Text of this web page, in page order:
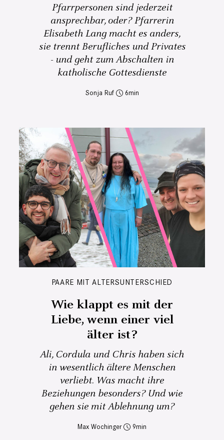
Pfarrpersonen sind jederzeit
ansprechbar, oder? Pfarrerin
Elisabeth Lang macht es anders,
sie trennt Berufliches und Privates
- und geht zum Abschalten in
katholische Gottesdienste
Sonja Ruf 6
PAARE MIT ALTERSUNTERSCHIED
Wie klappt es mit der
Liebe, wenn einer viel
älter ist?
Ali, Cordula und Chris haben sich
in wesentlich ältere Menschen
verliebt. Was macht ihre
Beziehungen besonders? Und wie
gehen sie mit Ablehnung um?
Max Wochinger 9